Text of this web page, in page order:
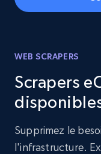
WEB SCRAPERS
Scrapers
Supprimez le
l'infrastructure.